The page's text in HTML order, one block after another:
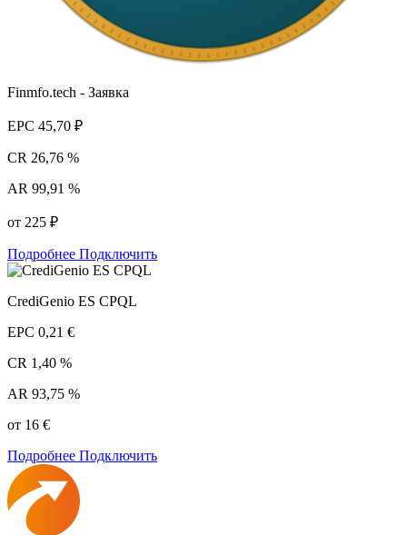
Finmfo.tech - Заявка
EPC 45,70 ₽
CR 26,76 %
AR 99,91 %
от 225 ₽
Подробнее Подключить
CrediGenio ES CPQL
EPC 0,21 €
CR 1,40 %
AR 93,75 %
от 16 €
Подробнее Подключить